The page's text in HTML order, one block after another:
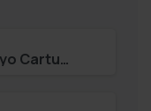
Hospital de día Asepeyo Cartuja – Mª del Mar Iglesias